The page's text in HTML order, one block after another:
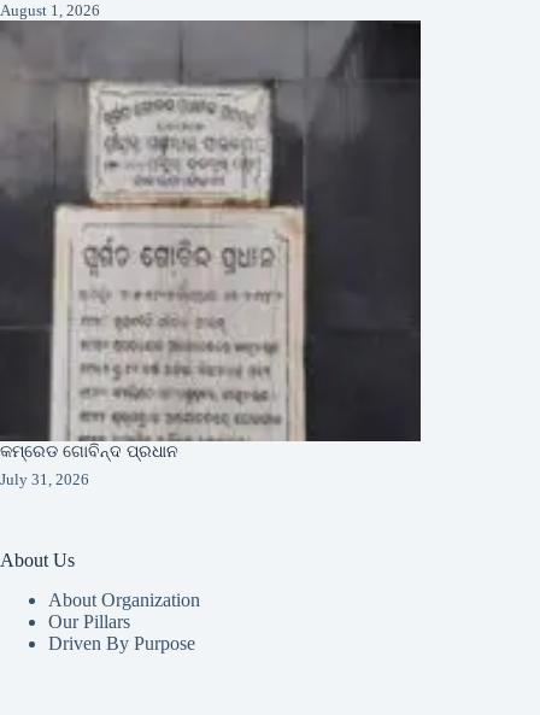
August 1, 2026
କମ୍ରେଡ ଗୋବିନ୍ଦ ପ୍ରଧାନ
July 31, 2026
About Us
About Organization
Our Pillars
Driven By Purpose​